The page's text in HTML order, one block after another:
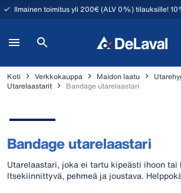
Ilmainen toimitus yli 200€ (ALV 0%) tilauksille!
Koti Verkkokauppa Maidon laatu
Utarelaastarit
Bandage utarelaastari
Bandage utarelaastari
Utarelaastari, joka ei tartu kipeästi ihoon tai
Itsekiinnittyvä, pehmeä ja joustava.